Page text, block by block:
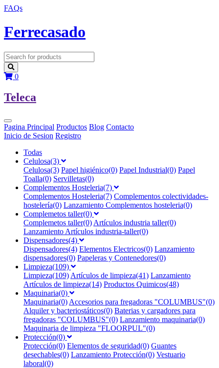
FAQs
Ferrecasado
0
Teleca
Pagina Principal Productos Blog Contacto
Inicio de Sesion Registro
Todas
Celulosa(3)
Celulosa(3) Papel higiénico(0) Papel Industrial(0) Papel
Toalla(0) Servilletas(0)
Complementos Hosteleria(7)
Complementos Hosteleria(7) Complementos colectividades-
hostelería(0) Lanzamiento Complementos hosteleria(0)
Complemetos taller(0)
Complemetos taller(0) Artículos industria taller(0)
Lanzamiento Artículos industria-taller(0)
Dispensadores(4)
Dispensadores(4) Elementos Electricos(0) Lanzamiento
dispensadores(0) Papeleras y Contenedores(0)
Limpieza(109)
Limpieza(109) Artículos de limpieza(41) Lanzamiento
Artículos de limpieza(14) Productos Quimicos(48)
Maquinaria(0)
Maquinaria(0) Accesorios para fregadoras "COLUMBUS"(0)
Alquiler y bacteriostáticos(0) Baterias y cargadores para
fregadoras "COLUMBUS"(0) Lanzamiento maquinaria(0)
Maquinaria de limpieza "FLOORPUL"(0)
Protección(0)
Protección(0) Elementos de seguridad(0) Guantes
desechables(0) Lanzamiento Protección(0) Vestuario
laboral(0)